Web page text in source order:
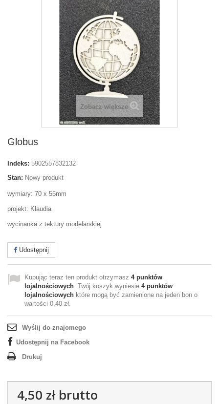
Zobacz większe
Globus
Indeks: 5902557832132
Stan: Nowy produkt
wymiary: 70 x 55mm
projekt: Klaudia
wycinanka z tektury modelarskiej
Udostępnij
Kupując teraz ten produkt otrzymasz 4punktów
lojalnościowych. Twój koszyk wyniesie 4punktów
lojalnościowych które mogą być zamienione na jeden bon o
wartości 0,40 zł.
Wyślij do znajomego
Udostępnij na Facebook
Drukuj
4,50 złbrutto